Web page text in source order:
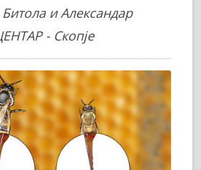
и Александар
- Скопје